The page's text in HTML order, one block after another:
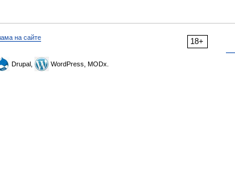
18+
на сайте
Drupal, WordPress, MODx.